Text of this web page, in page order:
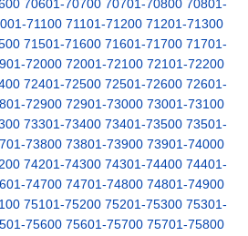
70601-70700 70701-70800 70801-
71100 71101-71200 71201-71300
71501-71600 71601-71700 71701-
72000 72001-72100 72101-72200
72401-72500 72501-72600 72601-
72900 72901-73000 73001-73100
73301-73400 73401-73500 73501-
73800 73801-73900 73901-74000
74201-74300 74301-74400 74401-
74700 74701-74800 74801-74900
75101-75200 75201-75300 75301-
75600 75601-75700 75701-75800